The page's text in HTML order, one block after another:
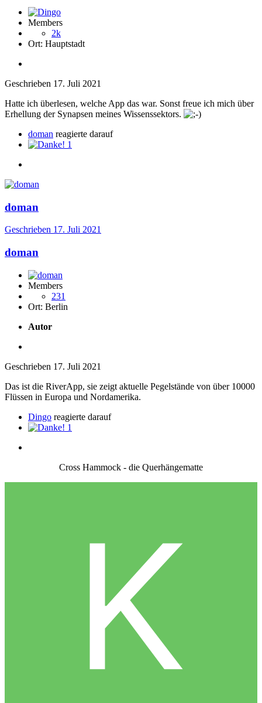
Members
2k
Ort: Hauptstadt
Geschrieben 17. Juli 2021
Hatte ich überlesen, welche App das war. Sonst freue ich mich über
Erhellung der Synapsen meines Wissenssektors.
doman reagierte darauf
1
doman
Geschrieben 17. Juli 2021
doman
Members
231
Ort: Berlin
Autor
Geschrieben 17. Juli 2021
Das ist die RiverApp, sie zeigt aktuelle Pegelstände von über 10000
Flüssen in Europa und Nordamerika.
Dingo reagierte darauf
1
Cross Hammock - die Querhängematte